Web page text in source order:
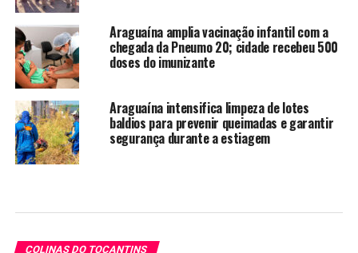
Araguaína amplia vacinação infantil com a
chegada da Pneumo 20; cidade recebeu 500
doses do imunizante
Araguaína intensifica limpeza de lotes
baldios para prevenir queimadas e garantir
segurança durante a estiagem
COLINAS DO TOCANTINS